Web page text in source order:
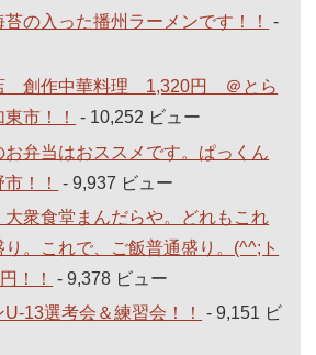
の入った播州ラーメンです！！
-
創作中華料理 1,320円 ＠とら
市！！
- 10,252 ビュー
お弁当はおススメです。ぱっくん
！！
- 9,937 ビュー
衆食堂まんだらや。どれもこれ
り。これで、ご飯普通盛り。(^^;ト
！！
- 9,378 ビュー
13選考会＆練習会！！
- 9,151 ビ